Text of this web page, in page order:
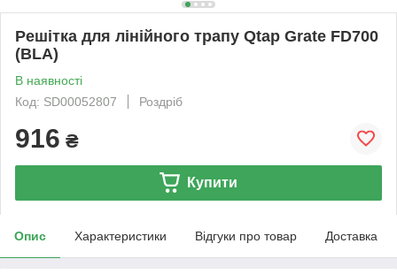
Решітка для лінійного трапу Qtap Grate FD700
(BLA)
В наявності
Код: SD00052807
Роздріб
916 ₴
Купити
Опис Характеристики Відгуки про товар Доставка